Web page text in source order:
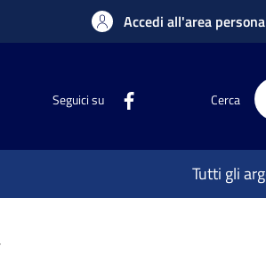
Accedi all'area
Seguici su Cerca
Tutti gli